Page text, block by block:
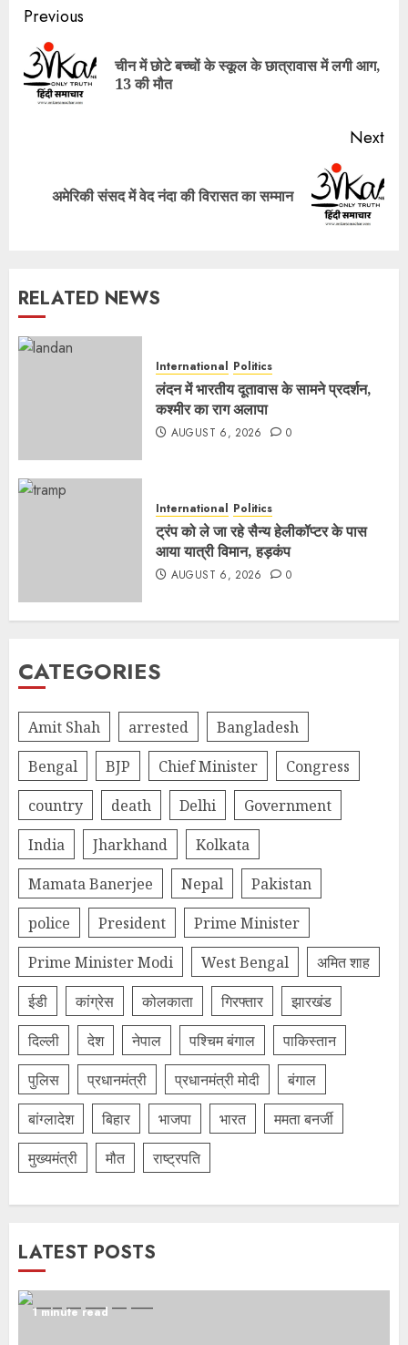
Post
navigation
Previous
चीन में छोटे बच्चों के स्कूल के छात्रावास में लगी आग,
13 की मौत
Next
Nextअमेरिकी संसद में वेद नंदा की विरासत का सम्मान
RELATED NEWS
International Politics
लंदन में भारतीय दूतावास के सामने प्रदर्शन,
कश्मीर का राग अलापा
AUGUST 6, 2026 0
International Politics
ट्रंप को ले जा रहे सैन्य हेलीकॉप्टर के पास
आया यात्री विमान, हड़कंप
AUGUST 6, 2026 0
CATEGORIES
Amit Shah arrested
Bangladesh
Bengal
BJP Chief Minister
Congress
country
death Delhi
Government
India
Jharkhand
Kolkata
Mamata Banerjee
Nepal
Pakistan
police
President
Prime Minister
Prime Minister Modi
West Bengal
अमित शाह
ईडी
कांग्रेस कोलकाता गिरफ्तार
झारखंड
दिल्‍ली
देश नेपाल पश्चिम बंगाल
पाकिस्तान
पुलिस
प्रधानमंत्री प्रधानमंत्री मोदी
बंगाल
बांग्लादेश
बिहार भाजपा भारत
ममता बनर्जी
मुख्यमंत्री
मौत राष्ट्रपति
LATEST POSTS
1 minute read